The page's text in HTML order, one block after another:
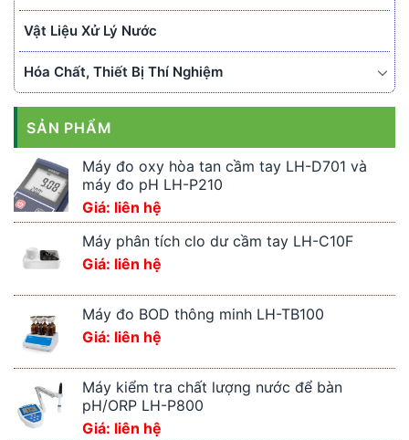
Vật Liệu Xử Lý Nước
Hóa Chất, Thiết Bị Thí Nghiệm
SẢN PHẨM
Máy đo oxy hòa tan cầm tay LH-D701 và
máy đo pH LH-P210
Giá: liên hệ
Máy phân tích clo dư cầm tay LH-C10F
Giá: liên hệ
Máy đo BOD thông minh LH-TB100
Giá: liên hệ
Máy kiểm tra chất lượng nước để bàn
pH/ORP LH-P800
Giá: liên hệ